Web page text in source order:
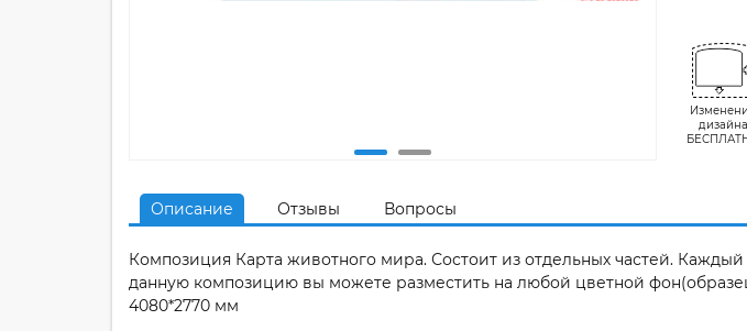
дизайна
Описание Отзывы Вопросы
Композиция Карта животного мира. Состоит из отдельных частей.
данную композицию вы можете разместить на любой цветной
4080*2770 мм